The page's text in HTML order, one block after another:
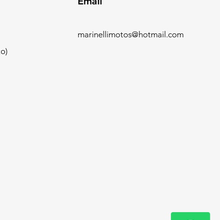
marinellimotos@hotmail.com